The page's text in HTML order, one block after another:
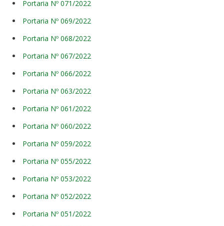
Portaria Nº 071/2022
Portaria Nº 069/2022
Portaria Nº 068/2022
Portaria Nº 067/2022
Portaria Nº 066/2022
Portaria Nº 063/2022
Portaria Nº 061/2022
Portaria Nº 060/2022
Portaria Nº 059/2022
Portaria Nº 055/2022
Portaria Nº 053/2022
Portaria Nº 052/2022
Portaria Nº 051/2022